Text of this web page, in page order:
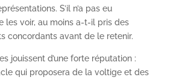
S’il n’a pas eu
les voir, au moins a-t-il pris des
concordants avant de le retenir.
jouissent d’une forte réputation :
qui proposera de la voltige et des